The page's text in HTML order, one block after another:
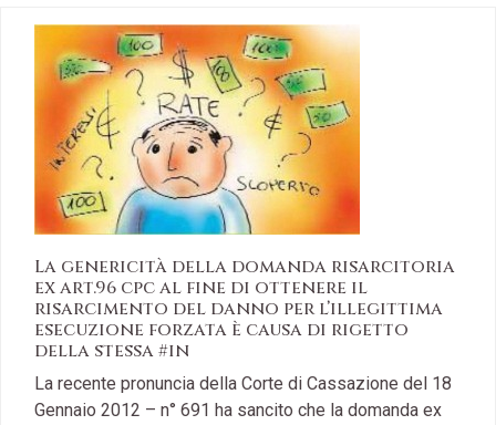
La genericità della domanda risarcitoria
ex art.96 cpc al fine di ottenere il
risarcimento del danno per l’illegittima
esecuzione forzata è causa di rigetto
della stessa #in
La recente pronuncia della Corte di Cassazione del 18
Gennaio 2012 – n° 691 ha sancito che la domanda ex